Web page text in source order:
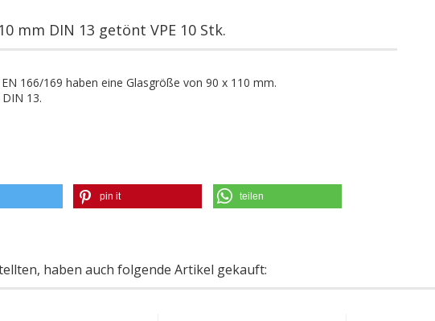
mm DIN 13 getönt VPE 10 Stk.
166/169 haben eine Glasgröße von 90 x 110 mm.
13.
pin it teilen
haben auch folgende Artikel gekauft: